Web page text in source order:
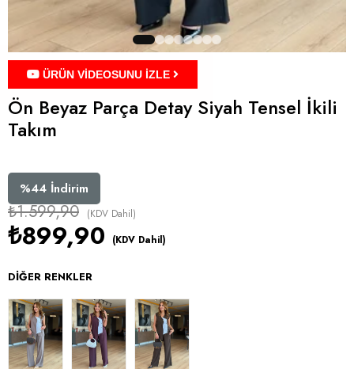
ÜRÜN VİDEOSUNU İZLE
Ön Beyaz Parça Detay Siyah Tensel İkili
Takım
%44 İndirim
₺1.599,90 (KDV Dahil)
₺899,90 (KDV Dahil)
DIĞER RENKLER